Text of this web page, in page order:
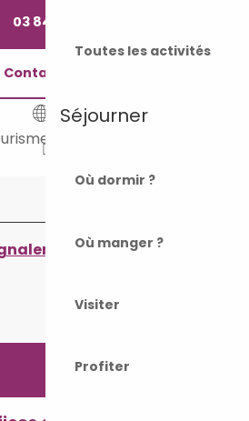
Toutes les activités
Séjourner
Où dormir ?
Où manger ?
Visiter
Profiter
03 84 65 18
Contactez-nous
valdegray.fr
une erreur